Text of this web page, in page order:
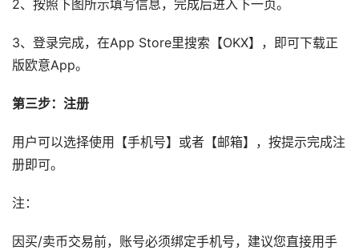
2、按照下图所示填写信息，完成后进入下一页。
3、登录完成，在App Store里搜索【OKX】，即可下载正
版欧意App。
第三步：注册
用户可以选择使用【手机号】或者【邮箱】，按提示完成注
册即可。
注：
因买/卖币交易前，账号必须绑定手机号，建议您直接用手